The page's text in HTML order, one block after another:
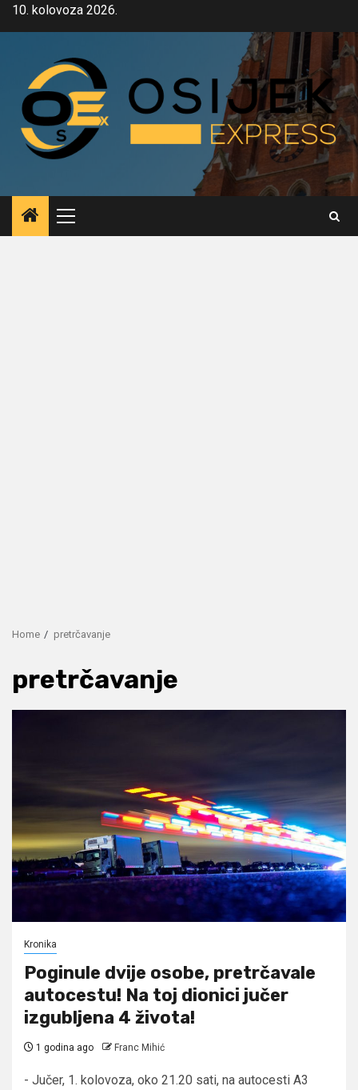
Skip10. kolovoza 2026.
Primary
Menu
Home pretrčavanje
pretrčavanje
Kronika
Poginule dvije osobe, pretrčavale
autocestu! Na toj dionici jučer
izgubljena 4 života!
1 godina ago Franc Mihić
- Jučer, 1. kolovoza, oko 21.20 sati, na autocesti A3